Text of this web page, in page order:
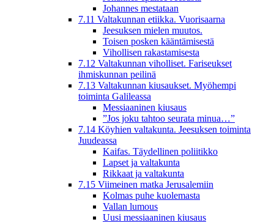
Johannes mestataan
7.11 Valtakunnan etiikka. Vuorisaarna
Jeesuksen mielen muutos.
Toisen posken kääntämisestä
Vihollisen rakastamisesta
7.12 Valtakunnan viholliset. Fariseukset
ihmiskunnan peilinä
7.13 Valtakunnan kiusaukset. Myöhempi
toiminta Galileassa
Messiaaninen kiusaus
”Jos joku tahtoo seurata minua…”
7.14 Köyhien valtakunta. Jeesuksen toiminta
Juudeassa
Kaifas. Täydellinen poliitikko
Lapset ja valtakunta
Rikkaat ja valtakunta
7.15 Viimeinen matka Jerusalemiin
Kolmas puhe kuolemasta
Vallan lumous
Uusi messiaaninen kiusaus